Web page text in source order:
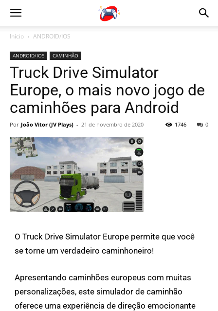
Início ANDROID/IOS
ANDROID/IOS CAMINHÃO
Truck Drive Simulator
Europe, o mais novo jogo de
caminhões para Android
Por João Vitor (JV Plays) - 21 de novembro de 2020 0
1746
O Truck Drive Simulator Europe permite que você
se torne um verdadeiro caminhoneiro!
Apresentando caminhões europeus com muitas
personalizações, este simulador de caminhão
oferece uma experiência de direção emocionante